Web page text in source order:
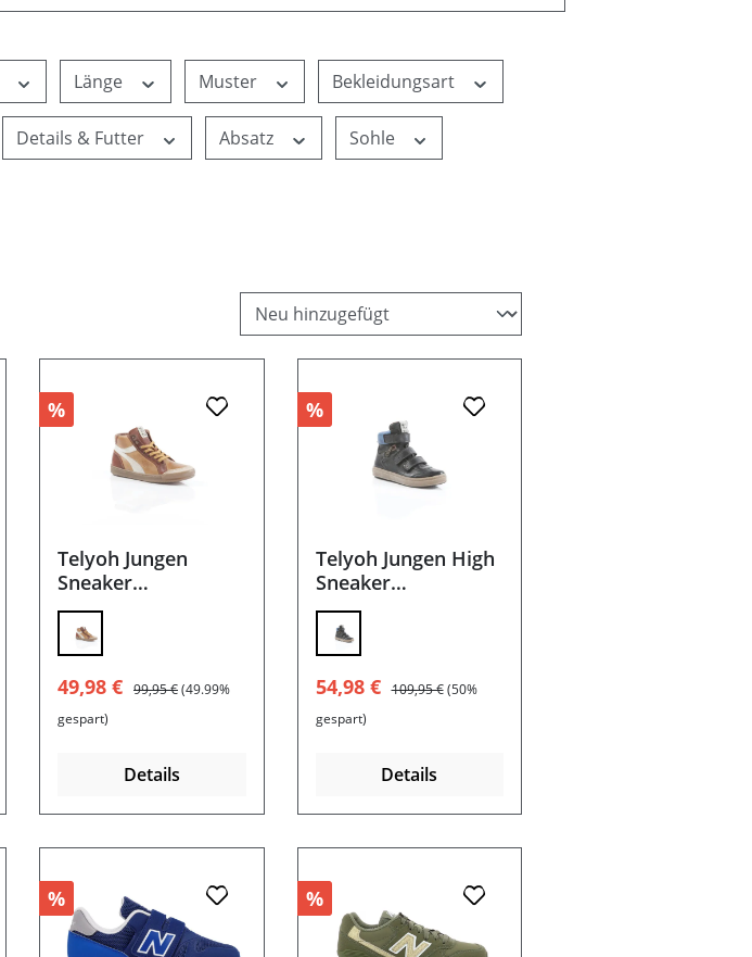
Länge Muster Bekleidungsart
Details & Futter Absatz Sohle
%
Telyoh Jungen
Sneaker
Y00412.1517
Verkaufspreis:
49,98 € Regulärer Preis:
99,95 €(49.99%
gespart)
Details
%
Telyoh Jungen High
Sneaker
Y00364.1508
Verkaufspreis:
54,98 € Regulärer Preis:
109,95 € (50%
gespart)
Details
% %